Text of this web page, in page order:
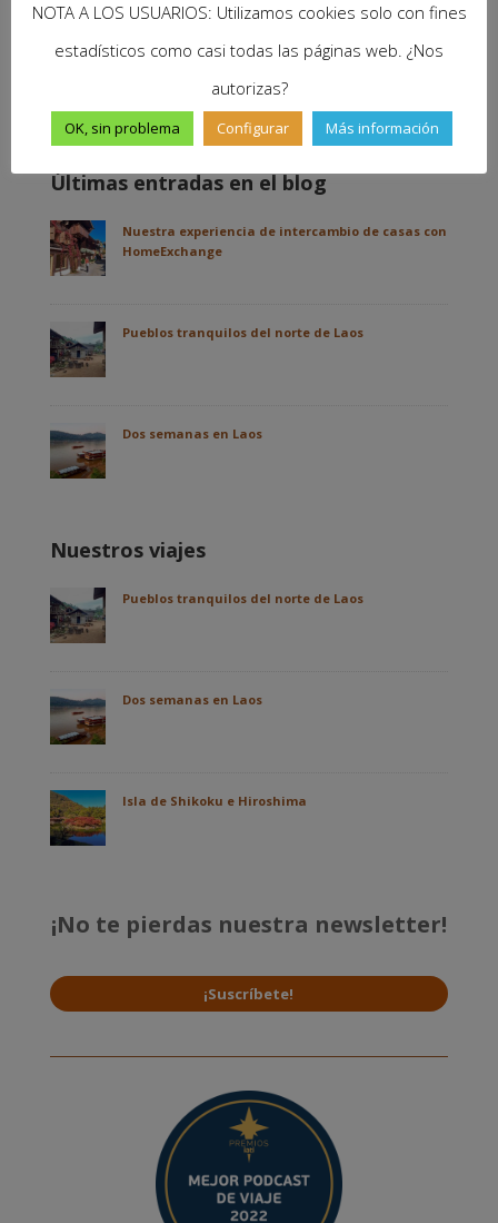
con Xavier Vidal| 231
Últimas entradas en el blog
Nuestra experiencia de intercambio de casas con
HomeExchange
Pueblos tranquilos del norte de Laos
Dos semanas en Laos
Nuestros viajes
Pueblos tranquilos del norte de Laos
Dos semanas en Laos
Isla de Shikoku e Hiroshima
¡No te pierdas nuestra newsletter!
¡Suscríbete!
NOTA A LOS USUARIOS: Utilizamos cookies solo con fines
estadísticos como casi todas las páginas web. ¿Nos
autorizas?
OK, sin problema Configurar Más información